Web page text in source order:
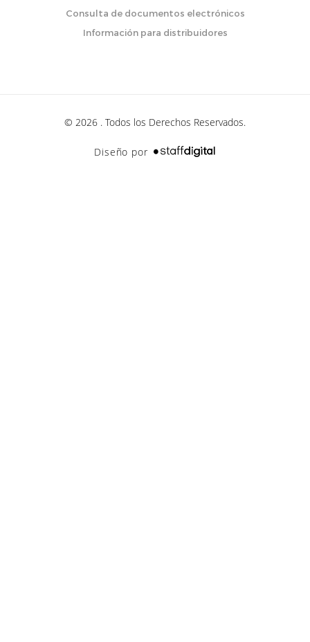
Consulta de documentos electrónicos
Información para distribuidores
© 2026 . Todos los Derechos Reservados.
Diseño por